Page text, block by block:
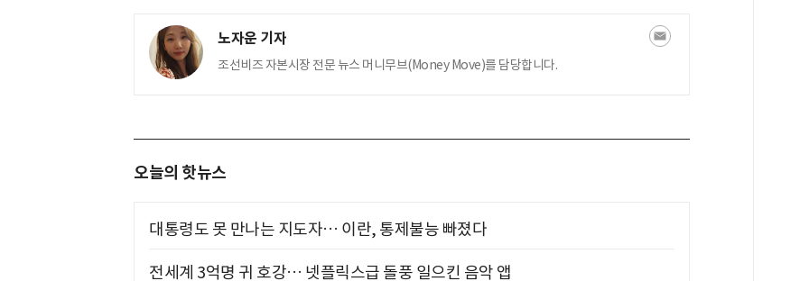
노자운 기자
조선비즈 자본시장 전문 뉴스 머니무브(Money Move)를 담당합니다.
오늘의 핫뉴스
대통령도 못 만나는 지도자… 이란, 통제불능 빠졌다
전세계 3억명 귀 호강… 넷플릭스급 돌풍 일으킨 음악 앱